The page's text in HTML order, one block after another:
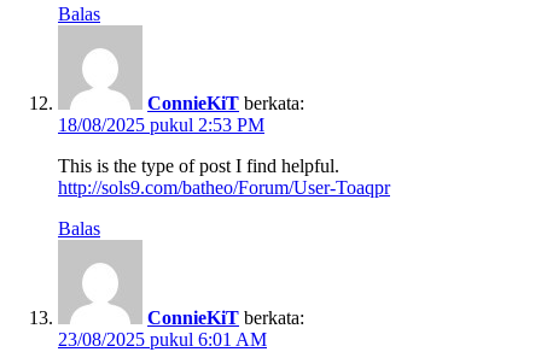
Balas
ConnieKiT berkata:
18/08/2025 pukul 2:53 PM
This is the type of post I find helpful.
http://sols9.com/batheo/Forum/User-Toaqpr
Balas
ConnieKiT berkata:
23/08/2025 pukul 6:01 AM